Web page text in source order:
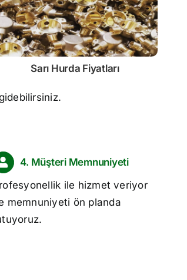
Sarı Hurda Fiyatları
4. Müşteri Memnuniyeti
ile hizmet veriyor
memnuniyeti ön planda